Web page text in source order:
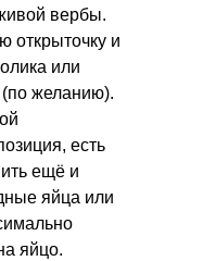
вербы.
открыточку и
или
желанию).
есть
ещё и
яйца или
яйцо.